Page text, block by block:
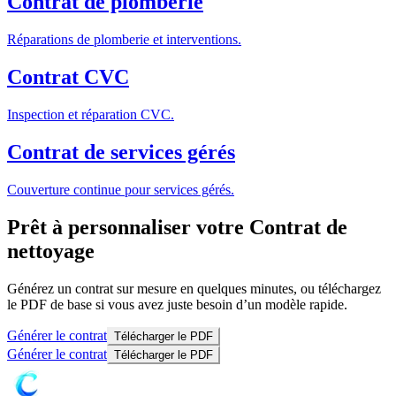
Réparations de plomberie et interventions.
Contrat CVC
Inspection et réparation CVC.
Contrat de services gérés
Couverture continue pour services gérés.
Prêt à personnaliser votre Contrat de
nettoyage
Générez un contrat sur mesure en quelques minutes, ou téléchargez
le PDF de base si vous avez juste besoin d’un modèle rapide.
Générer le contrat Télécharger le PDF
Générer le contrat Télécharger le PDF